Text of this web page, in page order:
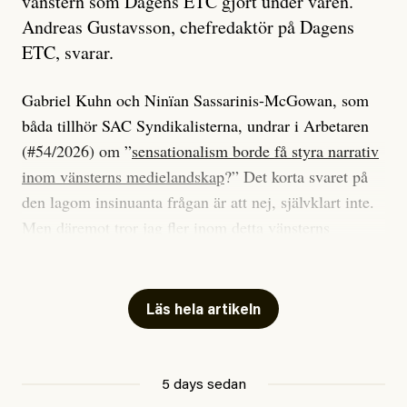
Andreas Gustavsson, chefredaktör på Dagens
ETC, svarar.
Gabriel Kuhn och Ninïan Sassarinis-McGowan, som
båda tillhör SAC Syndikalisterna, undrar i Arbetaren
(#54/2026) om ”sensationalism borde få styra narrativ
inom vänsterns medielandskap?” Det korta svaret på
den lagom insinuanta frågan är att nej, självklart inte.
Men däremot tror jag fler inom detta vänsterns
journalistik som vänder sig till många snarare än att
jaga inbördes beundran. Det har i alla fall fungerat för
Läs hela artikeln
5 days sedan